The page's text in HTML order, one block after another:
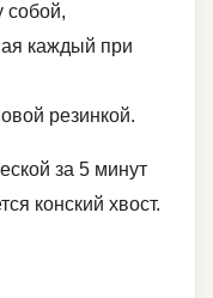
собой,
каждый при
резинкой.
за 5 минут
конский хвост.